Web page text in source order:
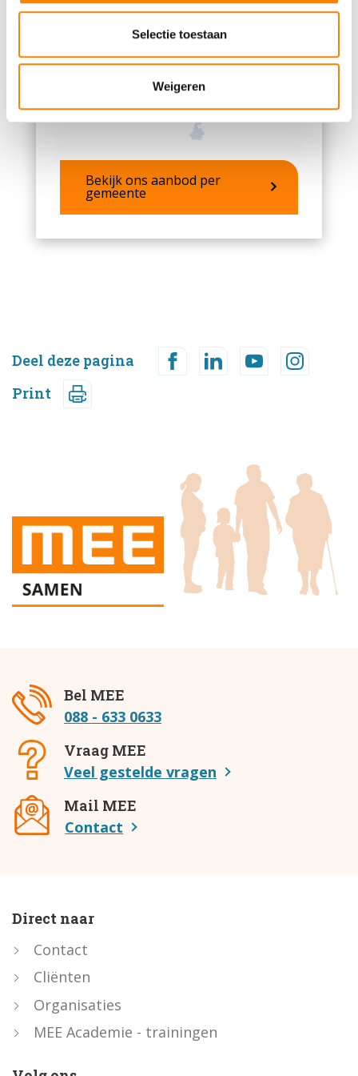
partners voor social media, adverteren en analyse. Deze
partners kunnen deze gegevens combineren met andere
verzameld op basis van uw gebruik van hun services.
Selectie toestaan
Weigeren
Bekijk ons aanbod per
gemeente
Deel deze pagina
Print
Bel MEE
088 - 633 0633
Vraag MEE
Veel gestelde vragen
Mail MEE
Contact
Direct naar
Contact
Cliënten
Organisaties
MEE Academie - trainingen